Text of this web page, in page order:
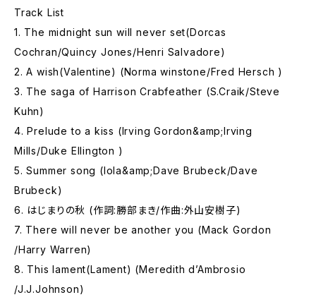
Track List
1. The midnight sun will never set(Dorcas
Cochran/Quincy Jones/Henri Salvadore)
2. A wish(Valentine) (Norma winstone/Fred Hersch )
3. The saga of Harrison Crabfeather (S.Craik/Steve
Kuhn)
4. Prelude to a kiss (Irving Gordon&amp;Irving
Mills/Duke Ellington )
5. Summer song (Iola&amp;Dave Brubeck/Dave
Brubeck)
6. はじまりの秋 (作詞:勝部まき/作曲:外山安樹子)
7. There will never be another you (Mack Gordon
/Harry Warren)
8. This lament(Lament) (Meredith d’Ambrosio
/J.J.Johnson)